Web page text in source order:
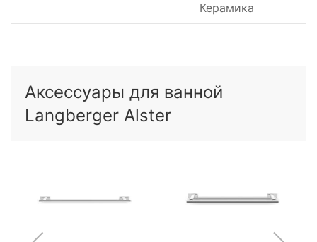
Керамика
Аксессуары для ванной
Langberger Alster